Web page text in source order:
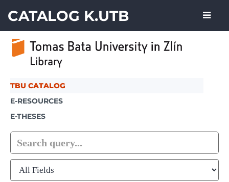
CATALOG K.UTB
TBU CATALOG
E-RESOURCES
E-THESES